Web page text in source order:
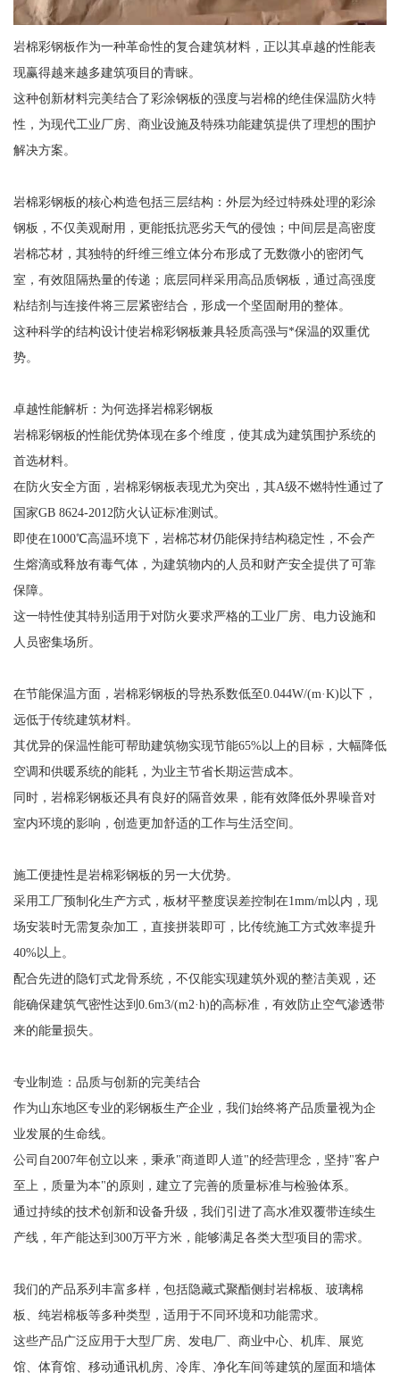
岩棉彩钢板作为一种革命性的复合建筑材料，正以其卓越的性能表
现赢得越来越多建筑项目的青睐。
这种创新材料完美结合了彩涂钢板的强度与岩棉的绝佳保温防火特
性，为现代工业厂房、商业设施及特殊功能建筑提供了理想的围护
解决方案。
岩棉彩钢板的核心构造包括三层结构：外层为经过特殊处理的彩涂
钢板，不仅美观耐用，更能抵抗恶劣天气的侵蚀；中间层是高密度
岩棉芯材，其独特的纤维三维立体分布形成了无数微小的密闭气
室，有效阻隔热量的传递；底层同样采用高品质钢板，通过高强度
粘结剂与连接件将三层紧密结合，形成一个坚固耐用的整体。
这种科学的结构设计使岩棉彩钢板兼具轻质高强与*保温的双重优
势。
卓越性能解析：为何选择岩棉彩钢板
岩棉彩钢板的性能优势体现在多个维度，使其成为建筑围护系统的
首选材料。
在防火安全方面，岩棉彩钢板表现尤为突出，其A级不燃特性通过了
国家GB 8624-2012防火认证标准测试。
即使在1000℃高温环境下，岩棉芯材仍能保持结构稳定性，不会产
生熔滴或释放有毒气体，为建筑物内的人员和财产安全提供了可靠
保障。
这一特性使其特别适用于对防火要求严格的工业厂房、电力设施和
人员密集场所。
在节能保温方面，岩棉彩钢板的导热系数低至0.044W/(m·K)以下，
远低于传统建筑材料。
其优异的保温性能可帮助建筑物实现节能65%以上的目标，大幅降低
空调和供暖系统的能耗，为业主节省长期运营成本。
同时，岩棉彩钢板还具有良好的隔音效果，能有效降低外界噪音对
室内环境的影响，创造更加舒适的工作与生活空间。
施工便捷性是岩棉彩钢板的另一大优势。
采用工厂预制化生产方式，板材平整度误差控制在1mm/m以内，现
场安装时无需复杂加工，直接拼装即可，比传统施工方式效率提升
40%以上。
配合先进的隐钉式龙骨系统，不仅能实现建筑外观的整洁美观，还
能确保建筑气密性达到0.6m3/(m2·h)的高标准，有效防止空气渗透带
来的能量损失。
专业制造：品质与创新的完美结合
作为山东地区专业的彩钢板生产企业，我们始终将产品质量视为企
业发展的生命线。
公司自2007年创立以来，秉承"商道即人道"的经营理念，坚持"客户
至上，质量为本"的原则，建立了完善的质量标准与检验体系。
通过持续的技术创新和设备升级，我们引进了高水准双覆带连续生
产线，年产能达到300万平方米，能够满足各类大型项目的需求。
我们的产品系列丰富多样，包括隐藏式聚酯侧封岩棉板、玻璃棉
板、纯岩棉板等多种类型，适用于不同环境和功能需求。
这些产品广泛应用于大型厂房、发电厂、商业中心、机库、展览
馆、体育馆、移动通讯机房、冷库、净化车间等建筑的屋面和墙体